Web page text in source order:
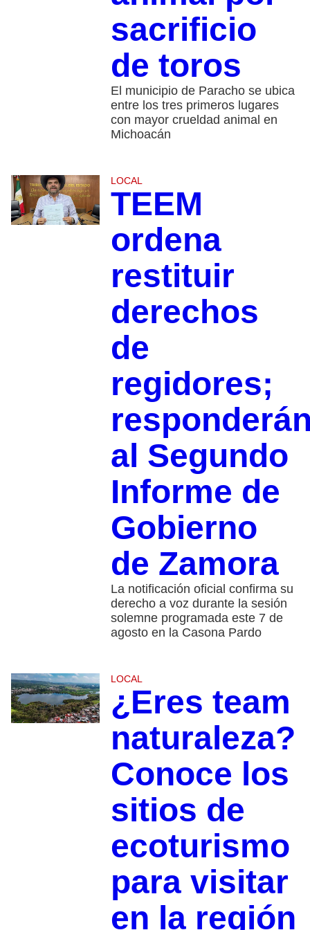
sacrificio
de toros
El municipio de Paracho se ubica
entre los tres primeros lugares
con mayor crueldad animal en
Michoacán
LOCAL
TEEM
ordena
restituir
derechos
de
regidores;
al Segundo
Informe de
Gobierno
de Zamora
La notificación oficial confirma su
derecho a voz durante la sesión
solemne programada este 7 de
agosto en la Casona Pardo
LOCAL
¿Eres team
naturaleza?
Conoce los
sitios de
ecoturismo
para visitar
en la región